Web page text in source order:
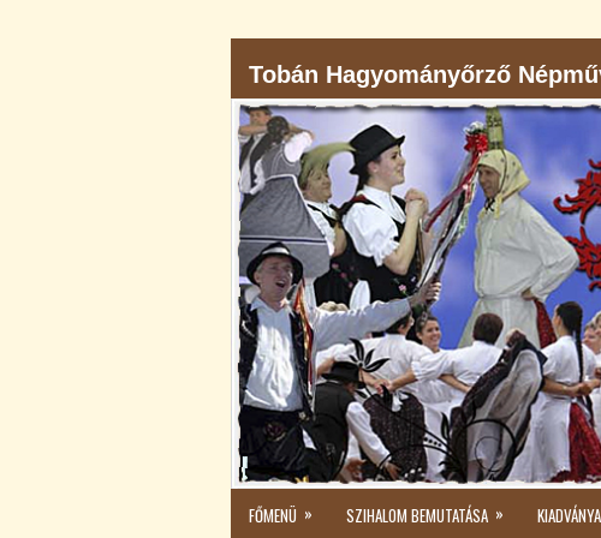
Tobán Hagyományőrző
FŐMENÜ » SZIHALOM BEMUTATÁSA »